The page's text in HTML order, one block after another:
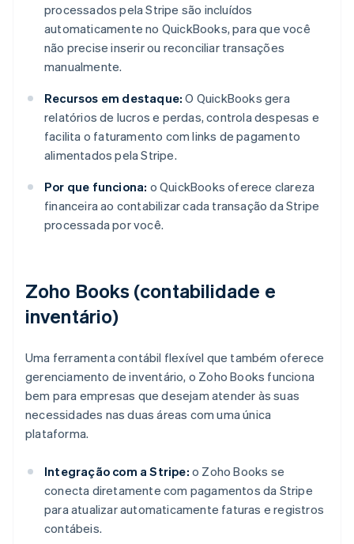
processados pela Stripe são incluídos
automaticamente no QuickBooks, para que você
não precise inserir ou reconciliar transações
manualmente.
Recursos em destaque: O QuickBooks gera
relatórios de lucros e perdas, controla despesas e
facilita o faturamento com links de pagamento
alimentados pela Stripe.
Por que funciona: o QuickBooks oferece clareza
financeira ao contabilizar cada transação da Stripe
processada por você.
Zoho Books (contabilidade e
inventário)
Uma ferramenta contábil flexível que também oferece
gerenciamento de inventário, o Zoho Books funciona
bem para empresas que desejam atender às suas
necessidades nas duas áreas com uma única
plataforma.
Integração com a Stripe: o Zoho Books se
conecta diretamente com pagamentos da Stripe
para atualizar automaticamente faturas e registros
contábeis.